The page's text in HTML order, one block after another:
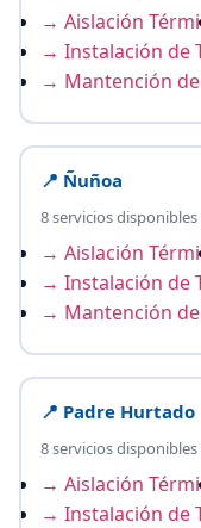
→ Aislación
→ Instalación de
→ Mantención de
📍 Ñuñoa
8 servicios
→ Aislación
→ Instalación de
→ Mantención de
📍 Padre Hurtado
8 servicios
→ Aislación
→ Instalación de